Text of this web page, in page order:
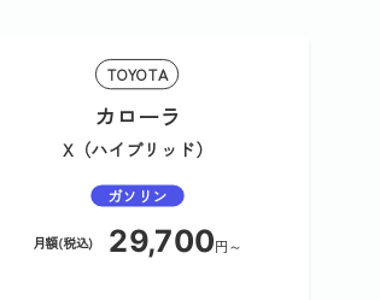
TOYOTA
カローラ
X（ハイブリッド）
ガソリン
月額(税込) 29,700円～